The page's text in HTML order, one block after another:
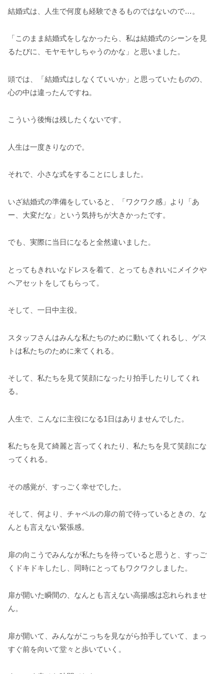
結婚式は、人生で何度も経験できるものではないので…。
「このまま結婚式をしなかったら、私は結婚式のシーンを見
るたびに、モヤモヤしちゃうのかな」と思いました。
頭では、「結婚式はしなくていいか」と思っていたものの、
心の中は違ったんですね。
こういう後悔は残したくないです。
人生は一度きりなので。
それで、小さな式をすることにしました。
いざ結婚式の準備をしていると、「ワクワク感」より「あ
ー、大変だな」という気持ちが大きかったです。
でも、実際に当日になると全然違いました。
とってもきれいなドレスを着て、とってもきれいにメイクや
ヘアセットをしてもらって。
そして、一日中主役。
スタッフさんはみんな私たちのために動いてくれるし、ゲス
トは私たちのために来てくれる。
そして、私たちを見て笑顔になったり拍手したりしてくれ
る。
人生で、こんなに主役になる1日はありませんでした。
私たちを見て綺麗と言ってくれたり、私たちを見て笑顔にな
ってくれる。
その感覚が、すっごく幸せでした。
そして、何より、チャペルの扉の前で待っているときの、な
んとも言えない緊張感。
扉の向こうでみんなが私たちを待っていると思うと、すっご
くドキドキしたし、同時にとってもワクワクしました。
扉が開いた瞬間の、なんとも言えない高揚感は忘れられませ
ん。
扉が開いて、みんながこっちを見ながら拍手していて、まっ
すぐ前を向いて堂々と歩いていく。